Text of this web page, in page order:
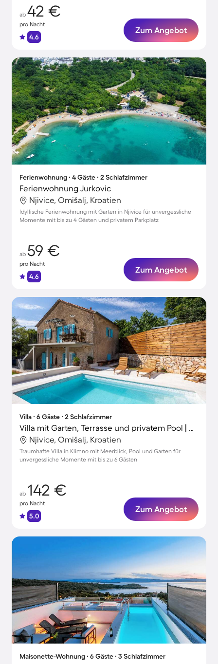
ab 42 €
pro Nacht
4.6
Zum Angebot
Ferienwohnung ∙ 4 Gäste ∙ 2 Schlafzimmer
Ferienwohnung Jurkovic
Njivice, Omišalj, Kroatien
Idyllische Ferienwohnung mit Garten in Njivice für unvergessliche
Momente mit bis zu 4 Gästen und privatem Parkplatz
ab 59 €
pro Nacht
4.6
Zum Angebot
Villa ∙ 6 Gäste ∙ 2 Schlafzimmer
Villa mit Garten, Terrasse und privatem Pool | Wasserblick
Njivice, Omišalj, Kroatien
Traumhafte Villa in Klimno mit Meerblick, Pool und Garten für
unvergessliche Momente mit bis zu 6 Gästen
ab 142 €
pro Nacht
5.0
Zum Angebot
Maisonette-Wohnung ∙ 6 Gäste ∙ 3 Schlafzimmer